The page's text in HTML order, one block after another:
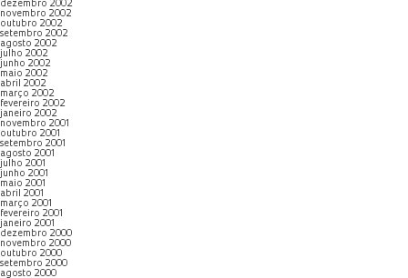
dezembro 2002
novembro 2002
outubro 2002
setembro 2002
agosto 2002
julho 2002
junho 2002
maio 2002
abril 2002
março 2002
fevereiro 2002
janeiro 2002
novembro 2001
outubro 2001
setembro 2001
agosto 2001
julho 2001
junho 2001
maio 2001
abril 2001
março 2001
fevereiro 2001
janeiro 2001
dezembro 2000
novembro 2000
outubro 2000
setembro 2000
agosto 2000